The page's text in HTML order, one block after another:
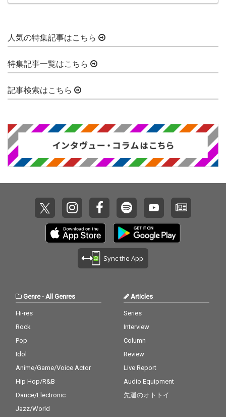
人気の特集記事はこちら
特集記事一覧はこちら
記事検索はこちら
Sync the App
Genre- All Genres
Hi-res
Rock
Pop
Idol
Anime/Game/Voice Actor
Hip Hop/R&B
Dance/Electronic
Jazz/World
Articles
Series
Interview
Column
Review
Live Report
Audio Equipment
先週のオトトイ